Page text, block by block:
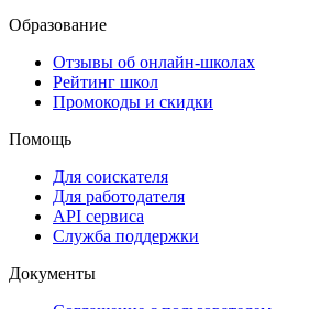
Образование
Отзывы об онлайн-школах
Рейтинг школ
Промокоды и скидки
Помощь
Для соискателя
Для работодателя
API сервиса
Служба поддержки
Документы